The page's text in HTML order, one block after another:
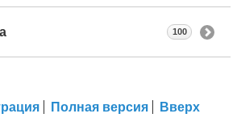
100
Полная версия Вверх